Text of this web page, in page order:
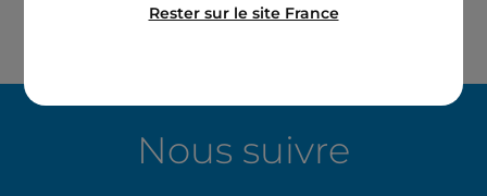
Nous suivre
Rester sur le site France